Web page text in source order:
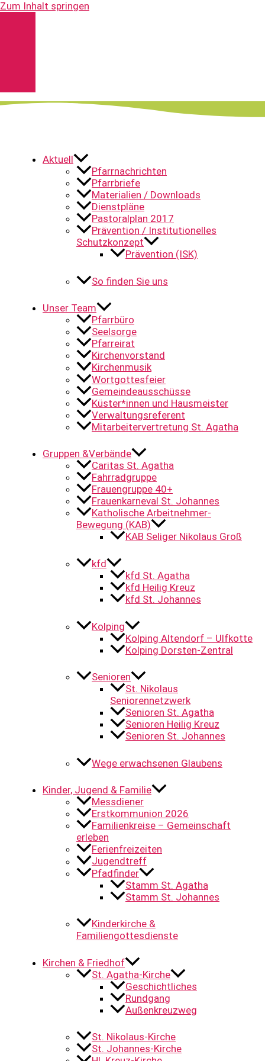
Zum Inhalt springen
Aktuell
Pfarrnachrichten
Pfarrbriefe
Materialien / Downloads
Dienstpläne
Pastoralplan 2017
Prävention / Institutionelles
Schutzkonzept
Prävention (ISK)
So finden Sie uns
Unser Team
Pfarrbüro
Seelsorge
Pfarreirat
Kirchenvorstand
Kirchenmusik
Wortgottesfeier
Gemeindeausschüsse
Küster*innen und Hausmeister
Verwaltungsreferent
Mitarbeitervertretung St. Agatha
Gruppen &Verbände
Caritas St. Agatha
Fahrradgruppe
Frauengruppe 40+
Frauenkarneval St. Johannes
Katholische Arbeitnehmer-
Bewegung (KAB)
KAB Seliger Nikolaus Groß
kfd
kfd St. Agatha
kfd Heilig Kreuz
kfd St. Johannes
Kolping
Kolping Altendorf – Ulfkotte
Kolping Dorsten-Zentral
Senioren
St. Nikolaus
Seniorennetzwerk
Senioren St. Agatha
Senioren Heilig Kreuz
Senioren St. Johannes
Wege erwachsenen Glaubens
Kinder, Jugend & Familie
Messdiener
Erstkommunion 2026
Familienkreise – Gemeinschaft
erleben
Ferienfreizeiten
Jugendtreff
Pfadfinder
Stamm St. Agatha
Stamm St. Johannes
Kinderkirche &
Familiengottesdienste
Kirchen & Friedhof
St. Agatha-Kirche
Geschichtliches
Rundgang
Außenkreuzweg
St. Nikolaus-Kirche
St. Johannes-Kirche